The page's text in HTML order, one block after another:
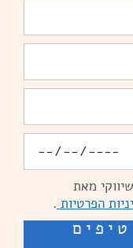
מאת
הפרטיות .